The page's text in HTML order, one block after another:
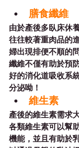
膳食纖維
由於產後多臥床休
往往較著重肉品的
婦出現排便不順的
纖維不僅有助於預
好的消化道吸收系
分泌呦！
維生素
產後的維生素需求
各類維生素可以幫
機能，並且有助於